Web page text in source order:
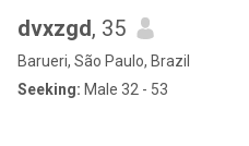
dvxzgd, 35
Barueri, São Paulo, Brazil
Seeking: Male 32 - 53